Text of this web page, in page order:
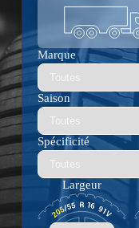
Marque
Saison
Spécificité
Largeur